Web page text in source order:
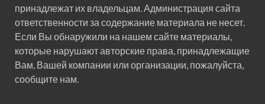
принадлежат их владельцам. Администрация сайта
ответственности за содержание материала не несет.
Если Вы обнаружили на нашем сайте материалы,
которые нарушают авторские права, принадлежащие
Вам, Вашей компании или организации, пожалуйста,
сообщите нам.